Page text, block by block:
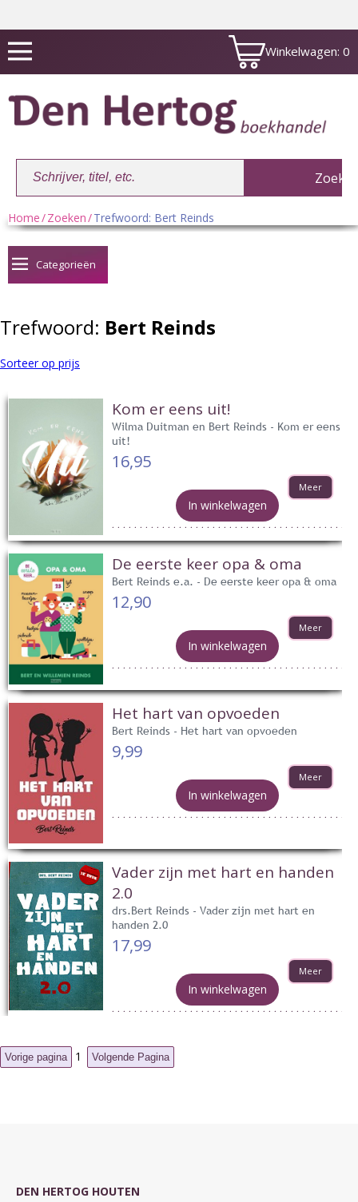
Winkelwagen: 0
Winkelwagen:0
Home/Zoeken/Trefwoord: Bert Reinds
Categorieën
Trefwoord: Bert Reinds
Sorteer op prijs
Kom er eens uit!
Wilma Duitman en Bert Reinds - Kom er eens
uit!
16,95
Meer
In winkelwagen
De eerste keer opa & oma
Bert Reinds e.a. - De eerste keer opa & oma
12,90
Meer
In winkelwagen
Het hart van opvoeden
Bert Reinds - Het hart van opvoeden
9,99
Meer
In winkelwagen
Vader zijn met hart en handen
2.0
drs.Bert Reinds - Vader zijn met hart en
handen 2.0
17,99
Meer
In winkelwagen
1
DEN HERTOG HOUTEN